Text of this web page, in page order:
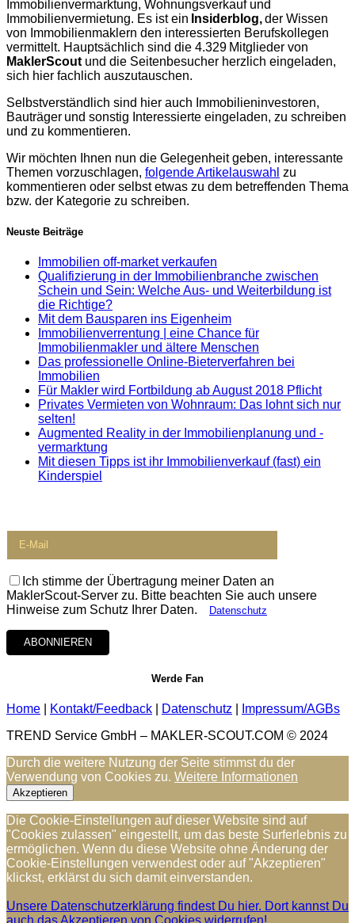
Immobilienvermarktung, Wohnungsverkauf und
Immobilienvermietung. Es ist ein Insiderblog,der Wissen
von Immobilienmaklern den interessierten Berufskollegen
vermittelt. Hauptsächlich sind die 4.329 Mitglieder von
MaklerScout und die Seitenbesucher herzlich eingeladen,
sich hier fachlich auszutauschen.
Selbstverständlich sind hier auch Immobilieninvestoren,
Bauträger und sonstig Interessierte eingeladen, zu schreiben
und zu kommentieren.
Wir möchten Ihnen nun die Gelegenheit geben, interessante
Themen vorzuschlagen, folgende Artikelauswahl zu
kommentieren oder selbst etwas zu dem betreffenden Thema
bzw. der Kategorie zu schreiben.
Neuste Beiträge
Immobilien off-market verkaufen
Qualifizierung in der Immobilienbranche zwischen
Schein und Sein: Welche Aus- und Weiterbildung ist
die Richtige?
Mit dem Bausparen ins Eigenheim
Immobilienverrentung | eine Chance für
Immobilienmakler und ältere Menschen
Das professionelle Online-Bieterverfahren bei
Immobilien
Für Makler wird Fortbildung ab August 2018 Pflicht
Privates Vermieten von Wohnraum: Das lohnt sich nur
selten!
Augmented Reality in der Immobilienplanung und -
vermarktung
Mit diesen Tipps ist ihr Immobilienverkauf (fast) ein
Kinderspiel
Ich stimme der Übertragung meiner Daten an
MaklerScout-Server zu. Bitte beachten Sie auch unsere
Hinweise zum Schutz Ihrer Daten.
Datenschutz
Werde Fan
Home Kontakt/Feedback Datenschutz
Impressum/AGBs
TREND Service GmbH – MAKLER-SCOUT.COM © 2024
Durch die weitere Nutzung der Seite stimmst du der
Verwendung von Cookies zu. Weitere Informationen
Akzeptieren
Die Cookie-Einstellungen auf dieser Website sind auf
"Cookies zulassen" eingestellt, um das beste Surferlebnis zu
ermöglichen. Wenn du diese Website ohne Änderung der
Cookie-Einstellungen verwendest oder auf "Akzeptieren"
klickst, erklärst du sich damit einverstanden.
Unsere Datenschutzerklärung findest Du hier. Dort kannst Du